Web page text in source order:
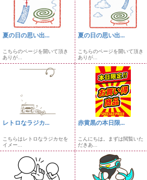
夏の日の思い出...
こちらのページを開いて頂き
ありが...
夏の日の思い出...
こちらのページを開いて頂き
ありが...
レトロなラジカ...
こちらはレトロなラジカセを
イメー...
赤黄黒の本日限...
こんにちは。まずは閲覧いた
だきあ...